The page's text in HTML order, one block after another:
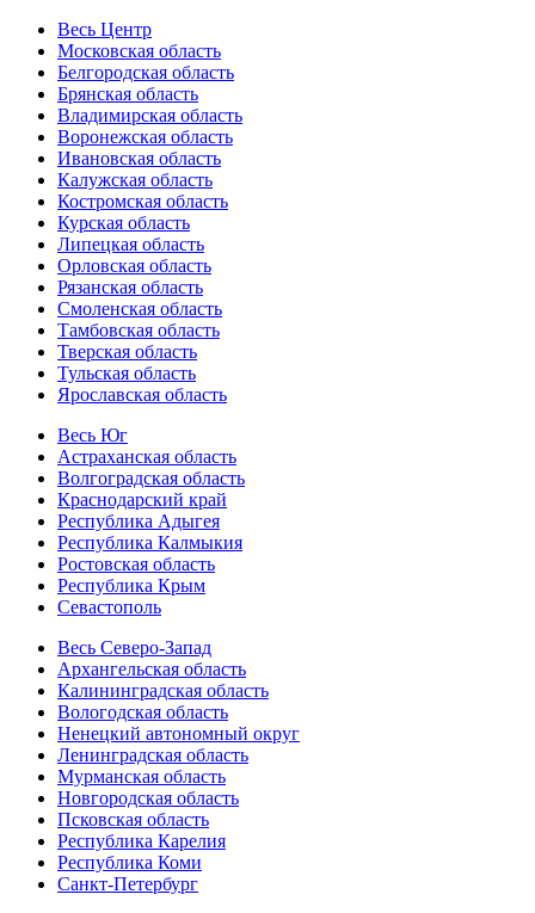
Весь Центр
Московская область
Белгородская область
Брянская область
Владимирская область
Воронежская область
Ивановская область
Калужская область
Костромская область
Курская область
Липецкая область
Орловская область
Рязанская область
Смоленская область
Тамбовская область
Тверская область
Тульская область
Ярославская область
Весь Юг
Астраханская область
Волгоградская область
Краснодарский край
Республика Адыгея
Республика Калмыкия
Ростовская область
Республика Крым
Севастополь
Весь Северо-Запад
Архангельская область
Калининградская область
Вологодская область
Ненецкий автономный округ
Ленинградская область
Мурманская область
Новгородская область
Псковская область
Республика Карелия
Республика Коми
Санкт-Петербург